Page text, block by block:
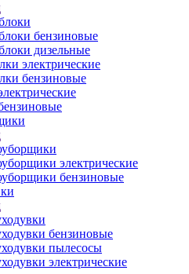
бензиновые
дизельные
электрические
бензиновые
электрические
бензиновые
бензиновые
пылесосы
электрические